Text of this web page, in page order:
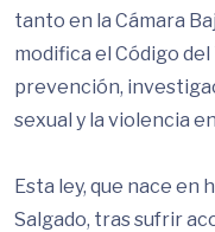
tanto en la Cámara
modifica el Código
prevención,
sexual y la violencia
Esta ley, que nace en
Salgado, tras sufrir